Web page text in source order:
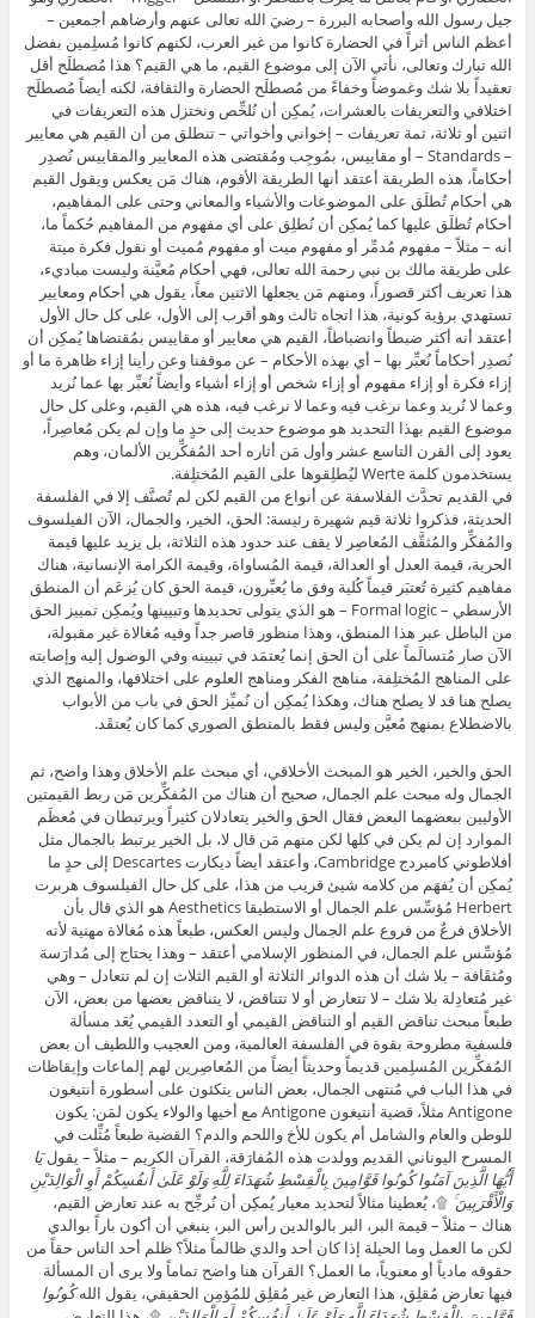
جيل رسول الله وأصحابه البررة – رضيَ الله تعالى عنهم وأرضاهم أجمعين –
أعظم الناس أثراً في الحضارة كانوا من غير العرب، لكنهم كانوا مُسلِمين بفضل
الله تبارك وتعالى، نأتي الآن إلى موضوع القيم، ما هي القيم؟ هذا مُصطلَح أقل
تعقيداً بلا شك وغموضاً وخفاءً من مُصطلَح الحضارة والثقافة، لكنه أيضاً مُصطلَح
اختلافي والتعريفات بالعشرات، يُمكِن أن نُلخِّص ونختزل هذه التعريفات في
اثنين أو ثلاثة، ثمة تعريفات – إخواني وأخواتي – تنطلق من أن القيم هي معايير
– Standards – أو مقاييس، بمُوجِب ومُقتضى هذه المعايير والمقاييس نُصدِر
أحكاماً، هذه الطريقة أعتقد أنها الطريقة الأقوم، هناك مَن يعكس ويقول القيم
هي أحكام تُطلَق على الموضوعات والأشياء والمعاني وحتى على المفاهيم،
أحكام تُطلَق عليها كما يُمكِن أن نُطلِق على أي مفهوم من المفاهيم حُكماً ما،
أنه – مثلاً – مفهوم مُدمِّر أو مفهوم ميت أو مفهوم مُميت أو نقول فكرة ميتة
على طريقة مالك بن نبي رحمة الله تعالى، فهي أحكام مُعيَّنة وليست مباديء،
هذا تعريف أكثر قصوراً، ومنهم مَن يجعلها الاثنين معاً، يقول هي أحكام ومعايير
تستهدي برؤية كونية، هذا اتجاه ثالث وهو أقرب إلى الأول، على كل حال الأول
أعتقد أنه أكثر ضبطاً وانضباطاً، القيم هي معايير أو مقاييس بمُقتضاها يُمكِن أن
نُصدِر أحكاماً نُعبِّر بها – أي بهذه الأحكام – عن موقفنا وعن رأينا إزاء ظاهرة ما أو
إزاء فكرة أو إزاء مفهوم أو إزاء شخص أو إزاء أشياء وأيضاً نُعبِّر بها عما نُريد
وعما لا نُريد وعما نرغب فيه وعما لا نرغب فيه، هذه هي القيم، وعلى كل حال
موضوع القيم بهذا التحديد هو موضوع حديث إلى حدٍ ما وإن لم يكن مُعاصِراً،
يعود إلى القرن التاسع عشر وأول مَن أثاره أحد المُفكِّرين الألمان، وهم
يستخدمون كلمة Werte ليُطلِقوها على القيم المُختلِفة.
في القديم تحدَّث الفلاسفة عن أنواع من القيم لكن لم تُصنَّف إلا في الفلسفة
الحديثة، فذكروا ثلاثة قيم شهيرة رئيسة: الحق، الخير، والجمال، الآن الفيلسوف
والمُفكِّر والمُثقَّف المُعاصِر لا يقف عند حدود هذه الثلاثة، بل يزيد عليها قيمة
الحرية، قيمة العدل أو العدالة، قيمة المُساواة، وقيمة الكرامة الإنسانية، هناك
مفاهيم كثيرة تُعتبَر قيماً كُلية وفق ما يُعبِّرون، قيمة الحق كان يُزعَم أن المنطق
الأرسطي – Formal logic – هو الذي يتولى تحديدها وتبيينها ويُمكِن تمييز الحق
من الباطل عبر هذا المنطق، وهذا منظور قاصر جداً وفيه مُغالاة غير مقبولة،
الآن صار مُتسالَماً على أن الحق إنما يُعتمَد في تبيينه وفي الوصول إليه وإصابته
على المناهج المُختلِفة، مناهج الفكر ومناهج العلوم على اختلافها، والمنهج الذي
يصلح هنا قد لا يصلح هناك، وهكذا يُمكِن أن نُميِّز الحق في باب من الأبواب
بالاضطلاع بمنهج مُعيَّن وليس فقط بالمنطق الصوري كما كان يُعتقَد.
الحق والخير، الخير هو المبحث الأخلاقي، أي مبحث علم الأخلاق وهذا واضح، ثم
الجمال وله مبحث علم الجمال، صحيح أن هناك من المُفكِّرين مَن ربط القيمتين
الأوليين ببعضهما البعض فقال الحق والخير يتعادلان كثيراً ويرتبطان في مُعظَم
الموارد إن لم يكن في كلها لكن منهم مَن قال لا، بل الخير يرتبط بالجمال مثل
أفلاطوني كامبردج Cambridge، وأعتقد أيضاً ديكارت Descartes إلى حدٍ ما
يُمكِن أن يُفهَم من كلامه شيئ قريب من هذا، على كل حال الفيلسوف هربرت
Herbert مُؤسِّس علم الجمال أو الاستطيقا Aesthetics هو الذي قال بأن
الأخلاق فرعٌ من فروع علم الجمال وليس العكس، طبعاً هذه مُغالاة مهنية لأنه
مُؤسِّس علم الجمال، في المنظور الإسلامي أعتقد – وهذا يحتاج إلى مُدارَسة
ومُثقَافة – بلا شك أن هذه الدوائر الثلاثة أو القيم الثلاث إن لم تتعادل – وهي
غير مُتعادِلة بلا شك – لا تتعارض أو لا تتناقض، لا يتناقض بعضها من بعض، الآن
طبعاً مبحث تناقض القيم أو التناقض القيمي أو التعدد القيمي يُعَد مسألة
فلسفية مطروحة بقوة في الفلسفة العالمية، ومن العجيب واللطيف أن بعض
المُفكِّرين المُسلِمين قديماً وحديثاً أيضاً من المُعاصِرين لهم إلماعات وإيقاظات
في هذا الباب في مُنتهى الجمال، بعض الناس يتكئون على أسطورة أنتيغون
Antigone مثلاً، قضية أنتيغون Antigone مع أخيها والولاء يكون لمَن: يكون
للوطن والعام والشامل أم يكون للأخ واللحم والدم؟ القضية طبعاً مُثِّلت في
المسرح اليوناني القديم وولدت هذه المُفارَقة، القرآن الكريم – مثلاً – يقوليَا
أَيُّهَا الَّذِينَ آمَنُوا كُونُوا قَوَّامِينَ بِالْقِسْطِ شُهَدَاءَ لِلَّهِ وَلَوْ عَلَىٰ أَنفُسِكُمْ أَوِ الْوَالِدَيْنِ
وَالْأَقْرَبِينَ ۚ ۩، يُعطينا مثالاً لتحديد معيار يُمكِن أن نُرجِّح به عند تعارض القيم،
هناك – مثلاً – قيمة البر، البر بالوالدين رأس البر، ينبغي أن أكون باراً بوالدي
لكن ما العمل وما الحيلة إذا كان أحد والدي ظالماً مثلاً؟ ظلم أحد الناس حقاً من
حقوقه مادياً أو معنوياً، ما العمل؟ القرآن هنا واضح تماماً ولا يرى أن المسألة
فيها تعارض مُقلِق، هذا التعارض غير مُقلِق للمُؤمِن الحقيقي، يقول اللهكُونُوا